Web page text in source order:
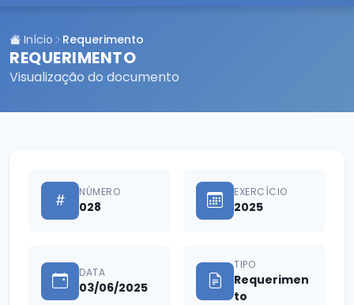
Início Requerimento
REQUERIMENTO
Visualização do documento
NÚMERO
028
EXERCÍCIO
2025
DATA
03/06/2025
TIPO
Requerimen
to